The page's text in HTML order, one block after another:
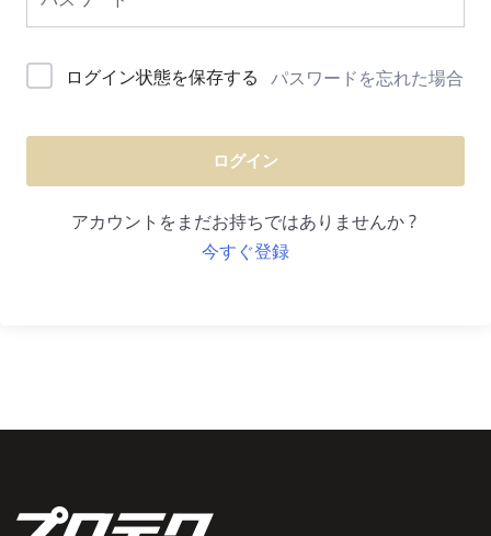
ログイン状態を保存する パスワードを忘れた場合
ログイン
アカウントをまだお持ちではありませんか ?
今すぐ登録